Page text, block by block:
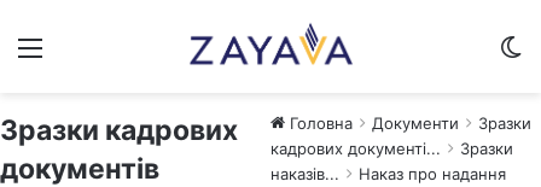
Меню
Зразки кадрових
документів
Головна Документи
Зразки
кадрових документі...
Зразки
наказів...
Наказ про надання